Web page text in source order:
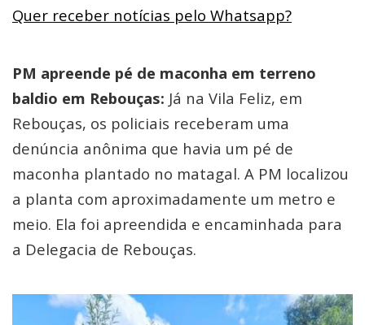
Quer receber notícias pelo Whatsapp?
PM apreende pé de maconha em terreno
baldio em Rebouças: Já na Vila Feliz, em
Rebouças, os policiais receberam uma
denúncia anônima que havia um pé de
maconha plantado no matagal. A PM localizou
a planta com aproximadamente um metro e
meio. Ela foi apreendida e encaminhada para
a Delegacia de Rebouças.